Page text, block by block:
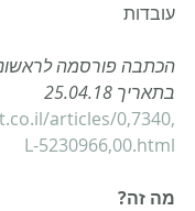
עובדות
בתאריך 25.04.18
articles/0,7340,
L-5230966,00.html
מה זה?